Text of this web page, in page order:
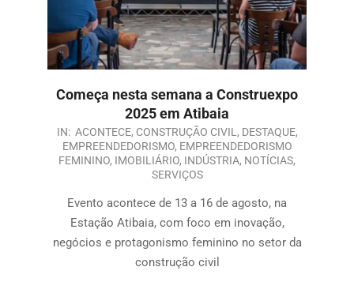
Começa nesta semana a Construexpo
2025 em Atibaia
IN: ACONTECE, CONSTRUÇÃO CIVIL, DESTAQUE,
EMPREENDEDORISMO, EMPREENDEDORISMO
FEMININO, IMOBILIÁRIO, INDÚSTRIA, NOTÍCIAS,
SERVIÇOS
Evento acontece de 13 a 16 de agosto, na
Estação Atibaia, com foco em inovação,
negócios e protagonismo feminino no setor da
construção civil